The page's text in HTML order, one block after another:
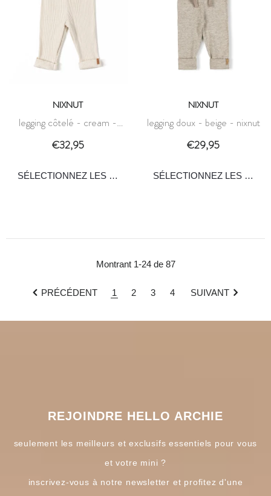
NIXNUT
legging côtelé - cream -
nixnut
€32,95
NIXNUT
legging doux - beige - nixnut
€29,95
Montrant 1-24 de 87
PRÉCÉDENT 1 2 3 4 SUIVANT
REJOINDRE HELLO ARCHIE
seulement les meilleurs et exclusifs essentiels pour vous
et votre mini ?
inscrivez-vous à notre newsletter et profitez d'une